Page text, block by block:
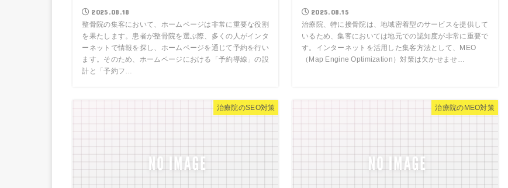
2025.08.18
整骨院の集客において、ホームページは非常に重要な役割
を果たします。患者が整骨院を選ぶ際、多くの人がインタ
ーネットで情報を探し、ホームページを通じて予約を行い
ます。そのため、ホームページにおける「予約導線」の設
計と「予約フ…
2025.08.15
治療院、特に接骨院は、地域密着型のサービスを提供して
いるため、集客においては地元での認知度が非常に重要で
す。インターネットを活用した集客方法として、MEO
（Map Engine Optimization）対策は欠かせませ…
治療院のSEO対策 治療院のMEO対策